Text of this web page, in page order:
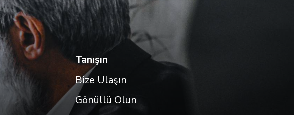
Tanışın
Bize Ulaşın
Gönüllü Olun